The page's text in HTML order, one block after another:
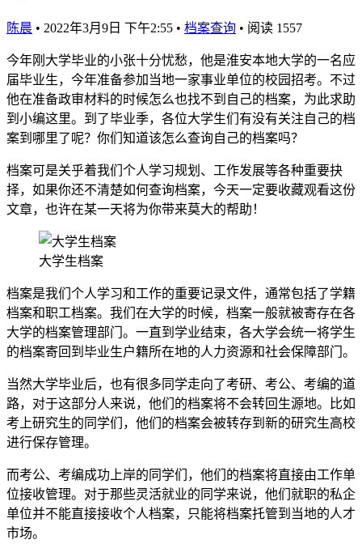
陈晨 • 2022年3月9日 下午2:55 • 档案查询 • 阅读 1557
今年刚大学毕业的小张十分忧愁，他是淮安本地大学的一名应
届毕业生，今年准备参加当地一家事业单位的校园招考。不过
他在准备政审材料的时候怎么也找不到自己的档案，为此求助
到小编这里。到了毕业季，各位大学生们有没有关注自己的档
案到哪里了呢？你们知道该怎么查询自己的档案吗？
档案可是关乎着我们个人学习规划、工作发展等各种重要抉
择，如果你还不清楚如何查询档案，今天一定要收藏观看这份
文章，也许在某一天将为你带来莫大的帮助！
大学生档案
档案是我们个人学习和工作的重要记录文件，通常包括了学籍
档案和职工档案。我们在大学的时候，档案一般就被寄存在各
大学的档案管理部门。一直到学业结束，各大学会统一将学生
的档案寄回到毕业生户籍所在地的人力资源和社会保障部门。
当然大学毕业后，也有很多同学走向了考研、考公、考编的道
路，对于这部分人来说，他们的档案将不会转回生源地。比如
考上研究生的同学们，他们的档案会被转存到新的研究生高校
进行保存管理。
而考公、考编成功上岸的同学们，他们的档案将直接由工作单
位接收管理。对于那些灵活就业的同学来说，他们就职的私企
单位并不能直接接收个人档案，只能将档案托管到当地的人才
市场。